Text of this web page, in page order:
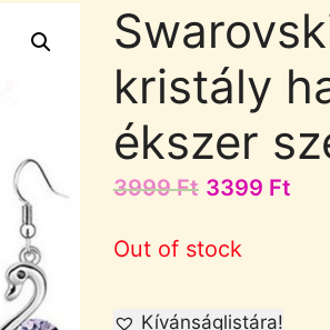
kristály
ékszer
3999Ft 3399 Ft
Out of stock
Kívánságlistára!